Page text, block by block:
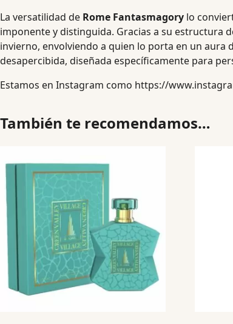
La versatilidad de Rome Fantasmagory lo
imponente y distinguida. Gracias a su estructura
invierno, envolviendo a quien lo porta en un aura
desapercibida, diseñada específicamente para
Estamos en Instagram como https://
También te recomendamos…